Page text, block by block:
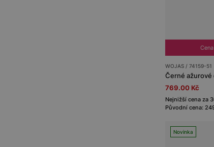
WOJAS / 74159-51
769.00 Kč
Nejnižší cena za
Původní cena:
Novinka